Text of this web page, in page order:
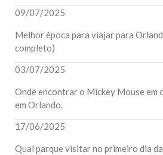
09/07/2025
Melhor época para viajar para
completo)
03/07/2025
Onde encontrar o Mickey Mouse em
em Orlando.
17/06/2025
Qual parque visitar no primeiro dia